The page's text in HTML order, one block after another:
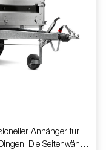
Anhänger für
Die Seitenwände